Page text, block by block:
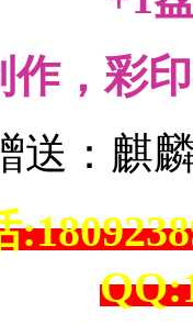
作，彩
送：麒